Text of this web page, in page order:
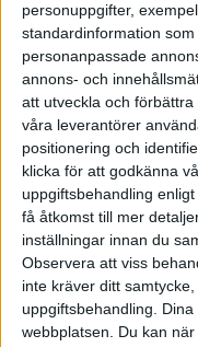
personuppgifter,
standardinformation
personanpassade
annons- och
att utveckla och förbättra
våra leverantörer
positionering och
klicka för att godkänna
uppgiftsbehandling
få åtkomst till mer
inställningar innan du
Observera att viss
inte kräver ditt
uppgiftsbehandling.
webbplatsen. Du kan
Så som jag förstår det är
bestäms när man värderar
era tidigare amorteringar)
värdet. Så även om ni
<0,7X så borde ni kunna
dagsaktuella
Ligger priserna still i 3 år
om omvärdering sker,
sjunker.
En grej som jag själv
oftare än vart femte år för
eftersom att det bara är